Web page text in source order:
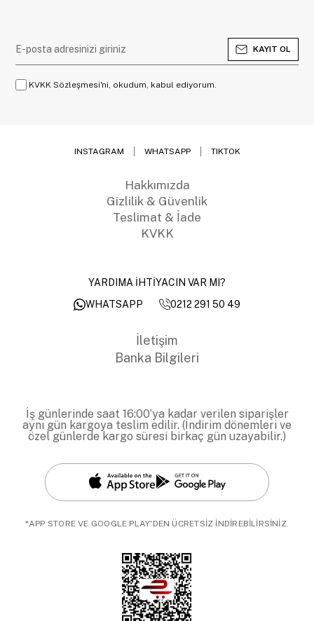
KAYIT OL
KVKK Sözleşmesi'ni, okudum, kabul ediyorum.
INSTAGRAM WHATSAPP TIKTOK
Hakkımızda
Gizlilik & Güvenlik
Teslimat & İade
KVKK
YARDIMA İHTİYACIN VAR MI?
WHATSAPP
0212 291 50 49
İletişim
Banka Bilgileri
İş günlerinde saat 16:00’ya kadar verilen siparişler
aynı gün kargoya teslim edilir. (İndirim dönemleri ve
özel günlerde kargo süresi birkaç gün uzayabilir.)
*APP STORE VE GOOGLE PLAY'DEN ÜCRETSİZ İNDİREBİLİRSİNİZ.